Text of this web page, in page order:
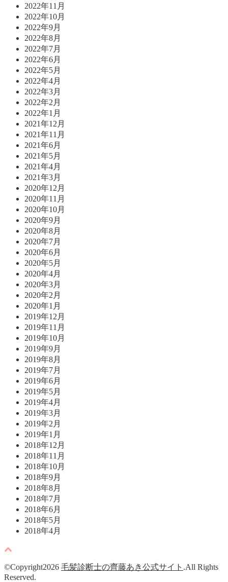
2022年11月
2022年10月
2022年9月
2022年8月
2022年7月
2022年6月
2022年5月
2022年4月
2022年3月
2022年2月
2022年1月
2021年12月
2021年11月
2021年6月
2021年5月
2021年4月
2021年3月
2020年12月
2020年11月
2020年10月
2020年9月
2020年8月
2020年7月
2020年6月
2020年5月
2020年4月
2020年3月
2020年2月
2020年1月
2019年12月
2019年11月
2019年10月
2019年9月
2019年8月
2019年7月
2019年6月
2019年5月
2019年4月
2019年3月
2019年2月
2019年1月
2018年12月
2018年11月
2018年10月
2018年9月
2018年8月
2018年7月
2018年6月
2018年5月
2018年4月
©Copyright2026 毛髪診断士の齊藤あき公式サイト .All Rights
Reserved.